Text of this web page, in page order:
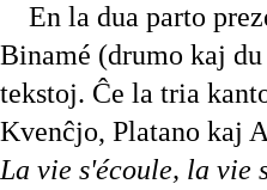
En la dua parto
Binamé (drumo kaj
tekstoj. Ĉe la tria
Kvenĉjo, Platano kaj
La vie s'écoule, la vie